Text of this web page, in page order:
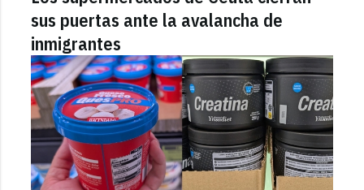
sus puertas ante la avalancha de
inmigrantes